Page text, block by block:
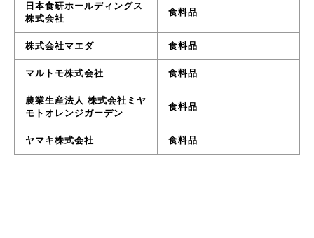
日本食研ホールディングス
株式会社
食料品
株式会社マエダ 食料品
マルトモ株式会社 食料品
農業生産法人 株式会社ミヤ
モトオレンジガーデン
食料品
ヤマキ株式会社 食料品